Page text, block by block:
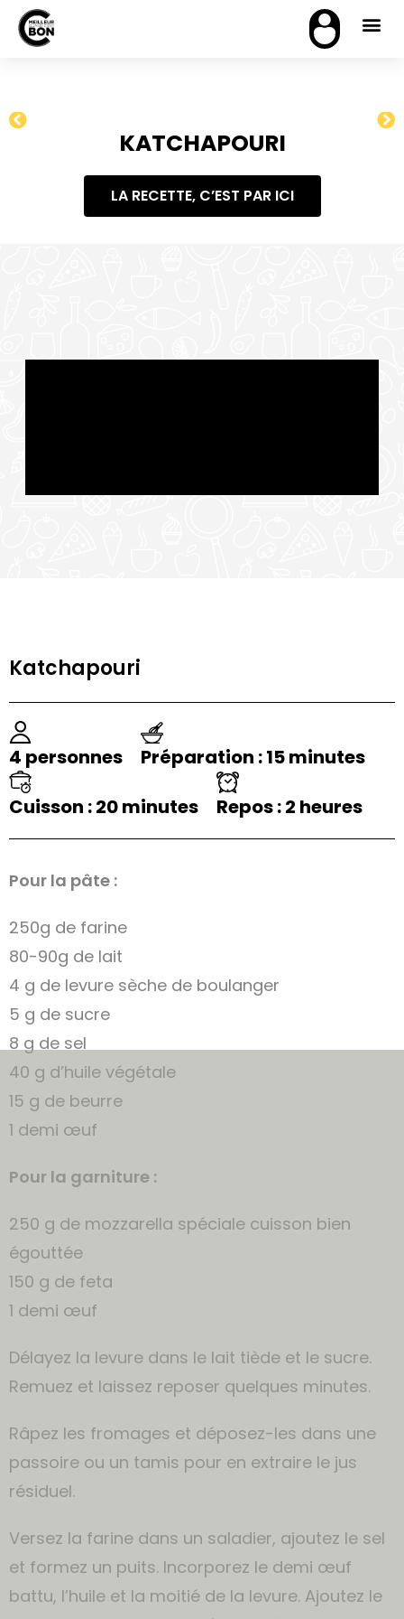
KATCHAPOURI
LA RECETTE, C’EST PAR ICI
Katchapouri
4 personnes
Préparation : 15 minutes
Cuisson : 20 minutes
Repos : 2 heures
Pour la pâte :
250g de farine
80-90g de lait
4 g de levure sèche de boulanger
5 g de sucre
8 g de sel
40 g d’huile végétale
15 g de beurre
1 demi œuf
Pour la garniture :
250 g de mozzarella spéciale cuisson bien
égouttée
150 g de feta
1 demi œuf
Délayez la levure dans le lait tiède et le sucre.
Remuez et laissez reposer quelques minutes.
Râpez les fromages et déposez-les dans une
passoire ou un tamis pour en extraire le jus
résiduel.
Versez la farine dans un saladier, ajoutez le sel
et formez un puits. Incorporez le demi œuf
battu, l’huile et la moitié de la levure. Ajoutez le